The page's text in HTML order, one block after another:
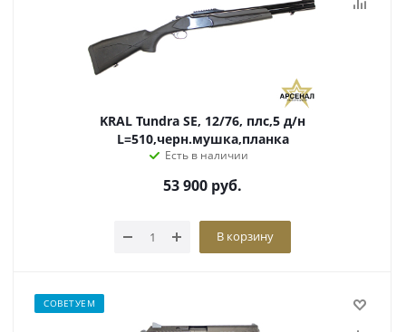
KRAL Tundra SE, 12/76, плс,5 д/н
L=510,черн.мушка,планка
Есть в наличии
53 900 руб.
В корзину
СОВЕТУЕМ